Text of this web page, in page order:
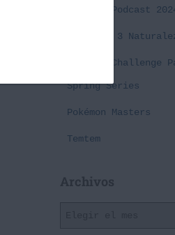
Cañas y Podcast
Episodio 3
Premier Challenge
Spring Series
Pokémon Masters
Temtem
Archivos